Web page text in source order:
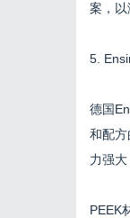
案，以
5.
德国
和配
力强大
PEEK